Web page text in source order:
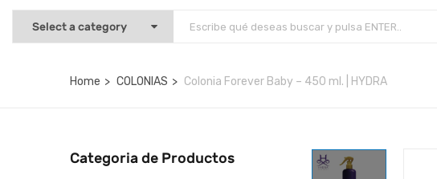
Home COLONIAS Colonia Forever Baby – 450 ml. | HYDRA
Categoria de Productos